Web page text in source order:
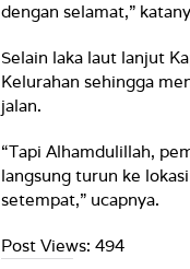
dengan selamat,”
Selain laka laut lanjut
Kelurahan sehingga
jalan.
“Tapi Alhamdulillah,
langsung turun ke
setempat,” ucapnya.
Post Views: 494